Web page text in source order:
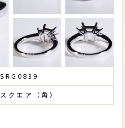
SRG0839
スクエア（角）